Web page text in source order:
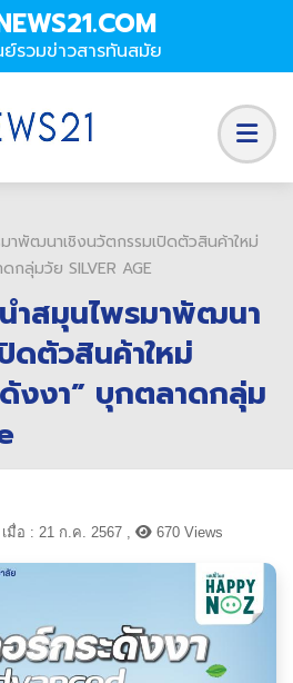
ย์รวมข่าวสารทันสมัย
าพัฒนาเชิงนวัตกรรมเปิดตัวสินค้าใหม่
กลุ่มวัย SILVER AGE
ำสมุนไพรมาพัฒนา
ดตัวสินค้าใหม่
งงา” บุกตลาดกลุ่ม
มื่อ : 21 ก.ค. 2567 , 670 Views